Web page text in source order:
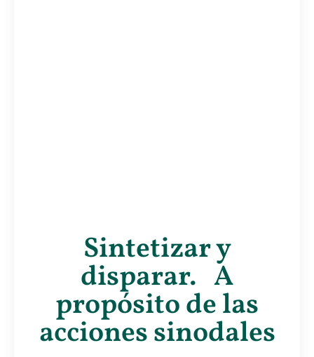
Sintetizar y
disparar. A
propósito de las
acciones sinodales